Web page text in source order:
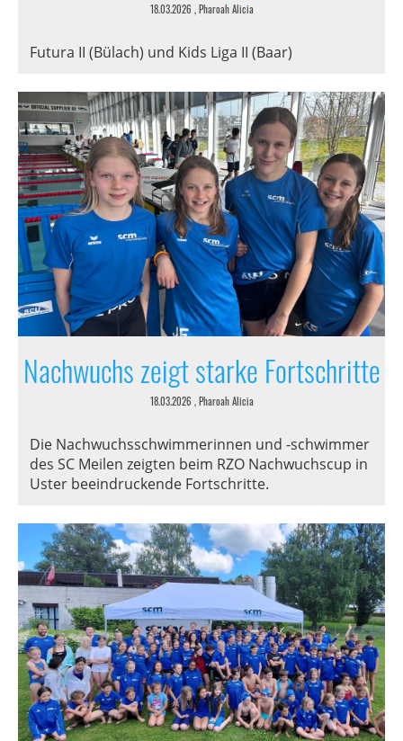
18.03.2026 , Pharoah Alicia
Futura II (Bülach) und Kids Liga II (Baar)
Nachwuchs zeigt starke Fortschritte
18.03.2026 , Pharoah Alicia
Die Nachwuchsschwimmerinnen und -schwimmer
des SC Meilen zeigten beim RZO Nachwuchscup in
Uster beeindruckende Fortschritte.